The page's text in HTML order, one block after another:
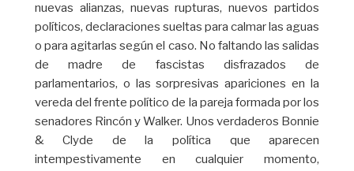
nuevas alianzas, nuevas rupturas, nuevos partidos
políticos, declaraciones sueltas para calmar las aguas
o para agitarlas según el caso. No faltando las salidas
de madre de fascistas disfrazados de
parlamentarios, o las sorpresivas apariciones en la
vereda del frente político de la pareja formada por los
senadores Rincón y Walker. Unos verdaderos Bonnie
& Clyde de la política que aparecen
intempestivamente en cualquier momento,